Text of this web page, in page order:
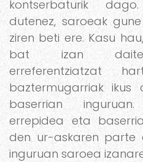
kontserbaturik
dutenez, saroeak
ziren beti ere. Kasu
bat izan
erreferentziatzat
baztermugarriak ikus
baserrian
errepidea eta
den ur-askaren
inguruan saroea